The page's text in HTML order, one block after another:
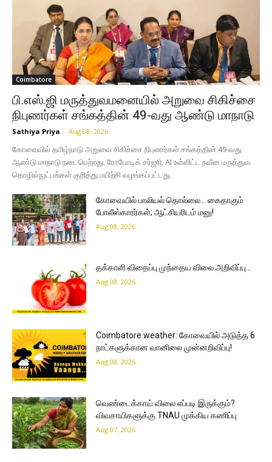
Coimbatore
பி.எஸ்.ஜி மருத்துவமனையில் அறுவை சிகிச்சை
நிபுணர்கள் சங்கத்தின் 49-வது ஆண்டு மாநாடு
Sathiya Priya - Aug 08, 2026
கோவையில் தமிழ்நாடு அறுவை சிகிச்சை நிபுணர்கள் சங்கத்தின் 49-வது
ஆண்டு மாநாடு நடைபெற்றது. ரோபோடிக் சர்ஜரி, AI உள்ளிட்ட நவீன மருத்துவ
தொழில்நுட்பங்கள் குறித்து பயிற்சி வழங்கப்பட்டது.
கோவையில் பாலியல் தொல்லை… கைதாகும்
போலீஸ்காரர்கள்; ஆட்சியரிடம் மனு!
Aug 08, 2026
தக்காளி விதைப்பு முந்தைய விலை அறிவிப்பு…
Aug 08, 2026
Coimbatore weather: கோவையில் அடுத்த 6
நாட்களுக்கான வானிலை முன்னறிவிப்பு!
Aug 08, 2026
வெண்டைக்காய் விலை எப்படி இருக்கும்?
விவசாயிகளுக்கு TNAU முக்கிய கணிப்பு
Aug 07, 2026